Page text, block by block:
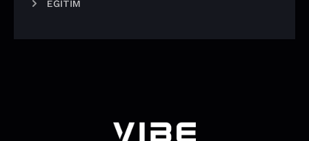
EĞITIM